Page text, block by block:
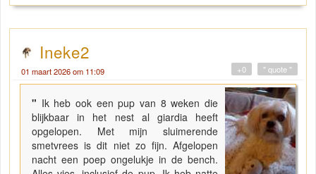
Ineke2
01 maart 2026 om 11:09 " quote "
+0
" Ik heb ook een pup van 8 weken die
blijkbaar in het nest al giardia heeft
opgelopen. Met mijn sluimerende
smetvrees is dit niet zo fijn. Afgelopen
nacht een poep ongelukje in de bench.